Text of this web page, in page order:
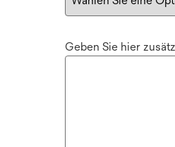
Geben Sie hier